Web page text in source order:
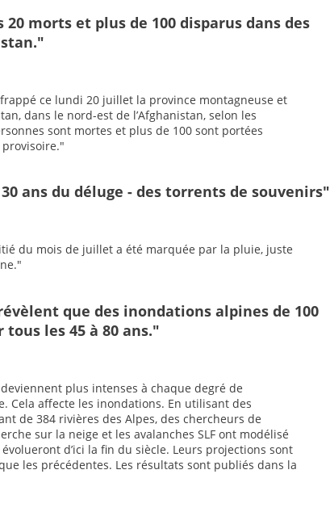
morts et plus de 100 disparus dans des
ce lundi 20 juillet la province montagneuse et
dans le nord-est de l’Afghanistan, selon les
sont mortes et plus de 100 sont portées
30 ans du déluge - des torrents de souvenirs"
du mois de juillet a été marquée par la pluie, juste
que des inondations alpines de 100
les 45 à 80 ans."
plus intenses à chaque degré de
Cela affecte les inondations. En utilisant des
de 384 rivières des Alpes, des chercheurs de
sur la neige et les avalanches SLF ont modélisé
d’ici la fin du siècle. Leurs projections sont
les précédentes. Les résultats sont publiés dans la